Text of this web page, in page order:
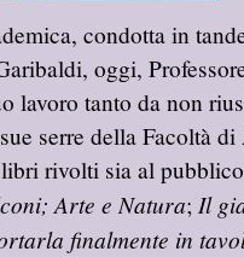
condotta in
oggi,
lavoro tanto da non
serre della Facoltà
rivolti sia al
Arte e Natura; Il
finalmente in